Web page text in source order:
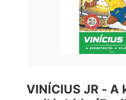
VINÍCIUS JR - A